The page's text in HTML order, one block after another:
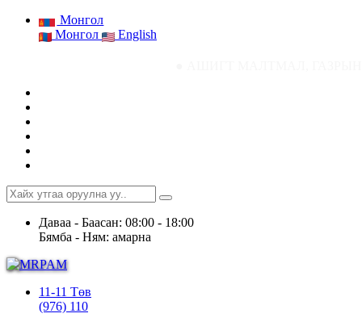
Монгол
Монгол
English
Даваа - Баасан: 08:00 - 18:00
Бямба - Ням: амарна
11-11 Төв
(976) 110